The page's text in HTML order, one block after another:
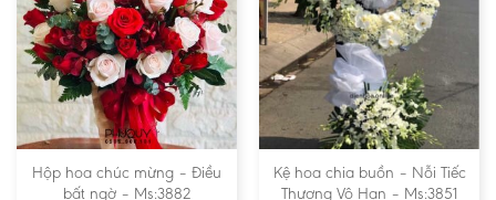
Hộp hoa chúc mừng – Điều
bất ngờ – Ms:3882
Kệ hoa chia buồn – Nỗi Tiếc
Thương Vô Hạn – Ms:3851